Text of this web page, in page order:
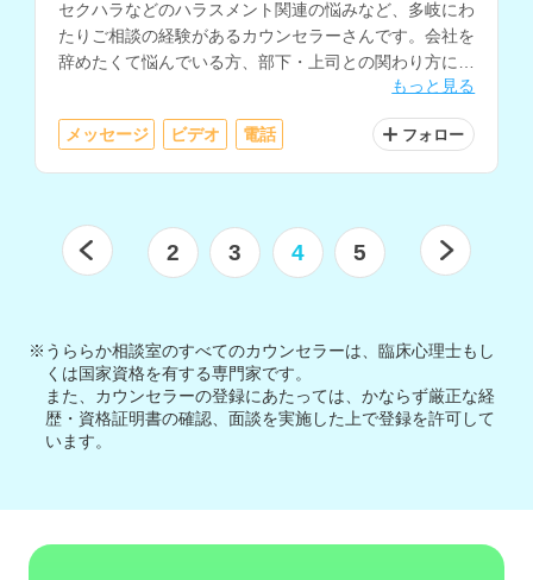
セクハラなどのハラスメント関連の悩みなど、多岐にわ
たりご相談の経験があるカウンセラーさんです。会社を
辞めたくて悩んでいる方、部下・上司との関わり方につ
もっと見る
メッセージ ビデオ 電話 フォロー
2 3 4 5
※うららか相談室のすべてのカウンセラーは、臨床心理士もし
くは国家資格を有する専門家です。
また、カウンセラーの登録にあたっては、かならず厳正な経
歴・資格証明書の確認、面談を実施した上で登録を許可して
います。